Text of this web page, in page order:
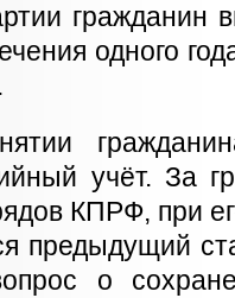
гражданин
одного
учёт. За
КПРФ, при
предыдущий
о